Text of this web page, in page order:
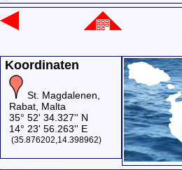
Koordinaten
St. Magdalenen,
Rabat, Malta
35° 52' 34.327'' N
14° 23' 56.263'' E
(35.876202,14.398962)